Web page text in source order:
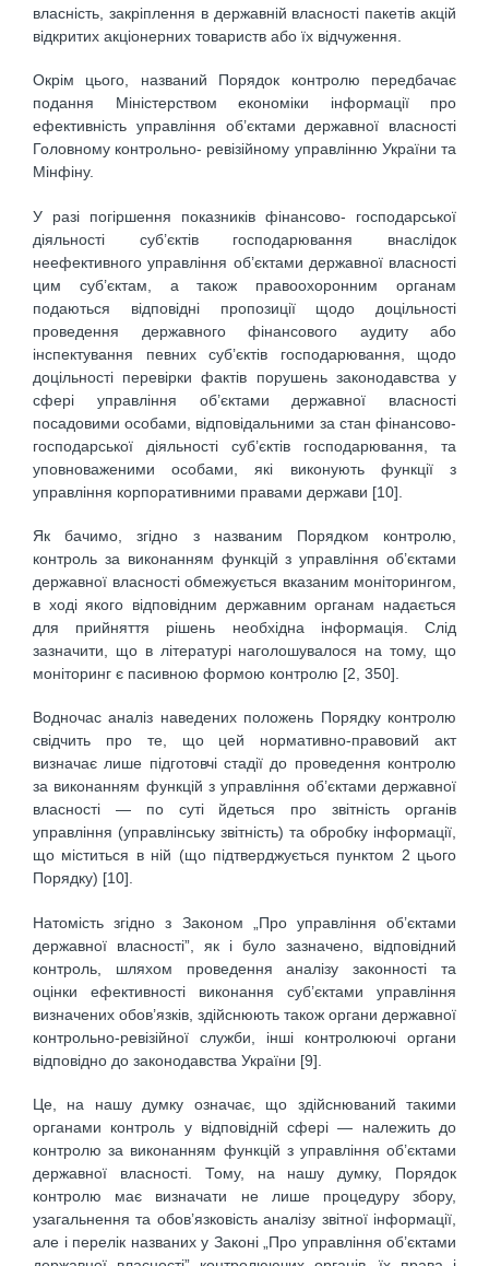
власність, закріплення в державній власності пакетів акцій
відкритих акціонерних товариств або їх відчуження.
Окрім цього, названий Порядок контролю передбачає
подання Міністерством економіки інформації про
ефективність управління об’єктами державної власності
Головному контрольно- ревізійному управлінню України та
Мінфіну.
У разі погіршення показників фінансово- господарської
діяльності суб’єктів господарювання внаслідок
неефективного управління об’єктами державної власності
цим суб’єктам, а також правоохоронним органам
подаються відповідні пропозиції щодо доцільності
проведення державного фінансового аудиту або
інспектування певних суб’єктів господарювання, щодо
доцільності перевірки фактів порушень законодавства у
сфері управління об’єктами державної власності
посадовими особами, відповідальними за стан фінансово-
господарської діяльності суб’єктів господарювання, та
уповноваженими особами, які виконують функції з
управління корпоративними правами держави [10].
Як бачимо, згідно з названим Порядком контролю,
контроль за виконанням функцій з управління об’єктами
державної власності обмежується вказаним моніторингом,
в ході якого відповідним державним органам надається
для прийняття рішень необхідна інформація. Слід
зазначити, що в літературі наголошувалося на тому, що
моніторинг є пасивною формою контролю [2, 350].
Водночас аналіз наведених положень Порядку контролю
свідчить про те, що цей нормативно-правовий акт
визначає лише підготовчі стадії до проведення контролю
за виконанням функцій з управління об’єктами державної
власності — по суті йдеться про звітність органів
управління (управлінську звітність) та обробку інформації,
що міститься в ній (що підтверджується пунктом 2 цього
Порядку) [10].
Натомість згідно з Законом „Про управління об’єктами
державної власності”, як і було зазначено, відповідний
контроль, шляхом проведення аналізу законності та
оцінки ефективності виконання суб’єктами управління
визначених обов’язків, здійснюють також органи державної
контрольно-ревізійної служби, інші контролюючі органи
відповідно до законодавства України [9].
Це, на нашу думку означає, що здійснюваний такими
органами контроль у відповідній сфері — належить до
контролю за виконанням функцій з управління об’єктами
державної власності. Тому, на нашу думку, Порядок
контролю має визначати не лише процедуру збору,
узагальнення та обов’язковість аналізу звітної інформації,
але і перелік названих у Законі „Про управління об’єктами